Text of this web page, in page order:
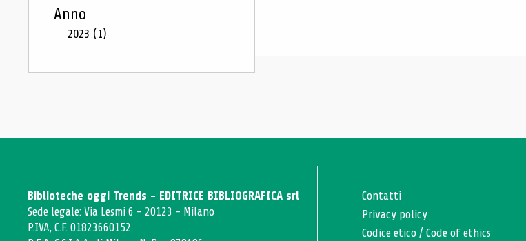
Anno
2023 (1)
Biblioteche oggi Trends - EDITRICE BIBLIOGRAFICA srl
Sede legale: Via Lesmi 6 - 20123 - Milano
P.IVA, C.F. 01823660152
Contatti
Privacy policy
Codice etico /Code of ethics